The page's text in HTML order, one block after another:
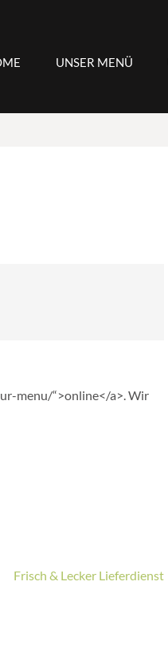
UNSER MENÜ
menu/“>online</a>. Wir
Frisch & Lecker Lieferdienst